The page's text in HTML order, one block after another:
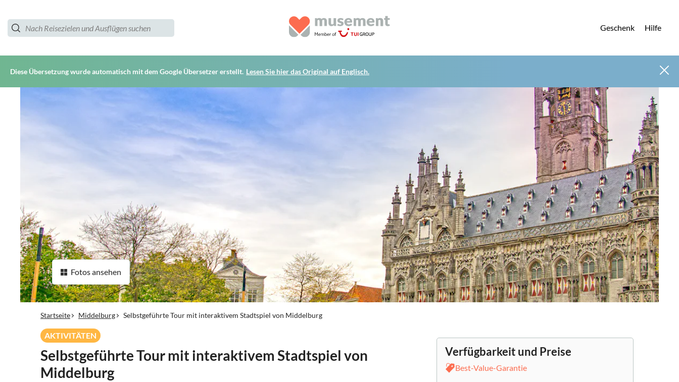
Geschenk Hilfe
Diese Übersetzung wurde automatisch mit dem Google Übersetzer erstellt. Lesen Sie hier das Original auf Englisch.
Fotos ansehen
Startseite Middelburg Selbstgeführte Tour mit interaktivem Stadtspiel von Middelburg
AKTIVITÄTEN
Selbstgeführte Tour mit interaktivem Stadtspiel von
Middelburg
Verfügbarkeit und Preise
Best-Value-Garantie